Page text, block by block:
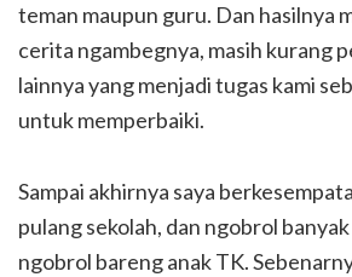
teman maupun guru. Dan hasilnya
cerita ngambegnya, masih kurang
lainnya yang menjadi tugas kami
untuk memperbaiki.
Sampai akhirnya saya
pulang sekolah, dan ngobrol
ngobrol bareng anak TK.